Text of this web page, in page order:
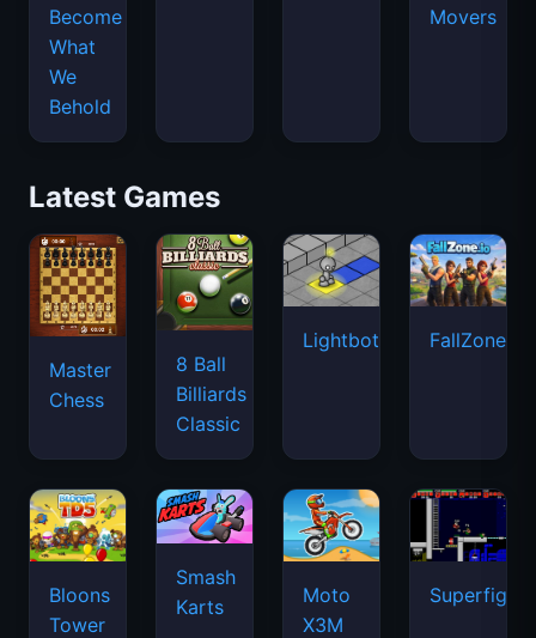
Become
What
We
Behold
Movers
Latest Games
Master
Chess
8 Ball
Billiards
Classic
Lightbot FallZone.io
Bloons
Tower
Smash
Karts
Moto
X3M